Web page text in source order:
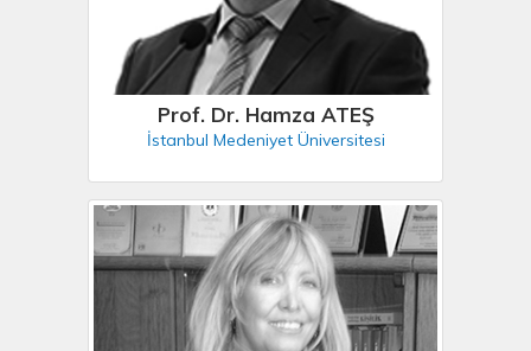
Prof. Dr. Hamza ATEŞ
İstanbul Medeniyet Üniversitesi